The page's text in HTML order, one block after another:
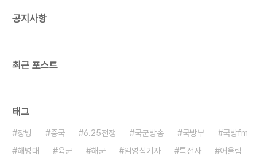
공지사항
최근 포스트
태그
장병 중국 6.25전쟁 국군방송 국방부
국방fm
해병대
육군 해군 임영식기자 특전사
어울림